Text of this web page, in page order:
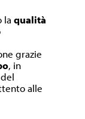
laqualità
grazie
, in
alle